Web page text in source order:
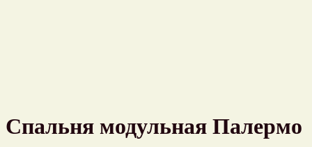
Спальня модульная Палермо